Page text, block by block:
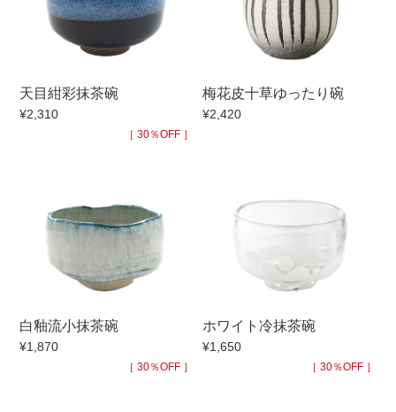
天目紺彩抹茶碗
¥2,310
［ 30％OFF ］
梅花皮十草ゆったり碗
¥2,420
白釉流小抹茶碗
¥1,870
［ 30％OFF ］
ホワイト冷抹茶碗
¥1,650
［ 30％OFF ］